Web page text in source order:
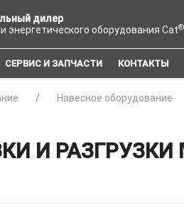
дилер
энергетического оборудования Cat®
СЕРВИС И ЗАПЧАСТИ КОНТАКТЫ
Навесное оборудование
И РАЗГРУЗКИ